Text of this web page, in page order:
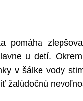
pomáha
u detí.
v šálke vody
žalúdočnú